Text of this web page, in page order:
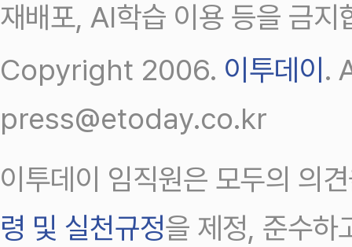
재배포, AI학습 이용 등을 금지
Copyright 2006. 이투데이 .
press@etoday.co.kr
이투데이 임직원은 모두의 의
령 및 실천규정을 제정, 준수하